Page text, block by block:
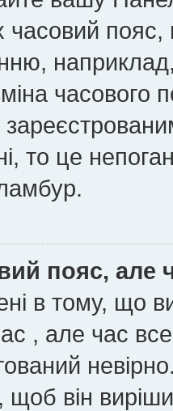
пояс,
часового
то це
пояс, але
в тому, що
, але час
щоб він